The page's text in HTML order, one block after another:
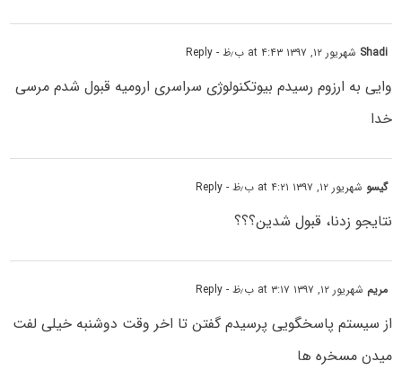
Shadi شهریور ۱۲, ۱۳۹۷ at ۴:۴۳ ب٫ظ - Reply
وایی به ارزوم رسیدم بیوتکنولوژی سراسری ارومیه قبول شدم مرسی
خدا
گیسو شهریور ۱۲, ۱۳۹۷ at ۴:۲۱ ب٫ظ - Reply
نتایجو زدنا، قبول شدین؟؟؟
مریم شهریور ۱۲, ۱۳۹۷ at ۳:۱۷ ب٫ظ - Reply
از سیستم پاسخگویی پرسیدم گفتن تا اخر وقت دوشنبه خیلی لفت
میدن مسخره ها